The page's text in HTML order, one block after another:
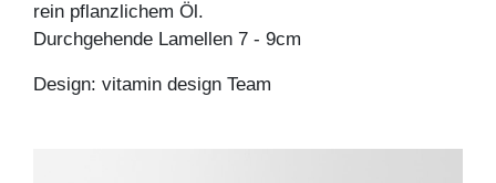
rein pflanzlichem Öl.
Durchgehende Lamellen 7 - 9cm
Design: vitamin design Team